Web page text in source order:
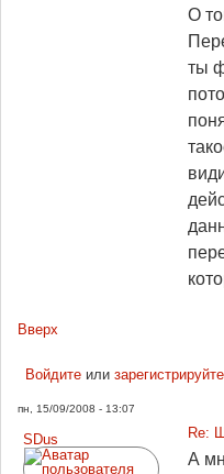
О
ты
Вверх
Войдитеили
пн, 15/09/2008 - 13:07
SDus
Re:
А